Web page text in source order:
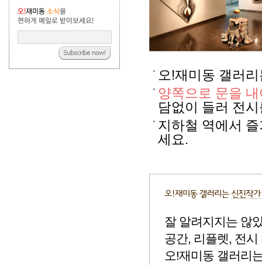
오!재미동 갤러
양쪽으로 문을
담없이 들러 전
지하철 역에서
세요.
잘 알려지지는 않
공간, 리플렛, 전
오!재미동 갤러리